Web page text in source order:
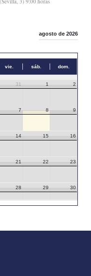
agosto de 2026
vie. sáb. dom.
31 1 2
7 8 9
14 15 16
21 22 23
28 29 30